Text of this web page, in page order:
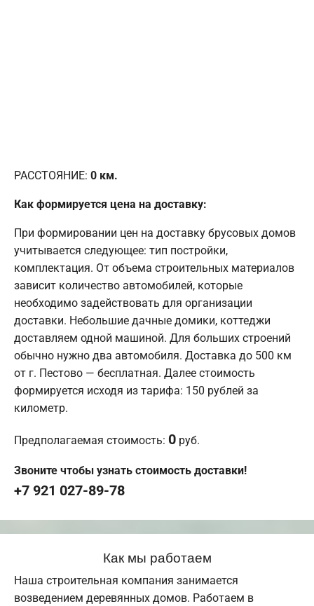
РАССТОЯНИЕ: 0 км.
Как формируется цена на доставку:
При формировании цен на доставку брусовых домов
учитывается следующее: тип постройки,
комплектация. От объема строительных материалов
зависит количество автомобилей, которые
необходимо задействовать для организации
доставки. Небольшие дачные домики, коттеджи
доставляем одной машиной. Для больших строений
обычно нужно два автомобиля. Доставка до 500 км
от г. Пестово — бесплатная. Далее стоимость
формируется исходя из тарифа: 150 рублей за
километр.
Предполагаемая стоимость: 0 руб.
Звоните чтобы узнать стоимость доставки!
+7 921 027-89-78
Как мы работаем
Наша строительная компания занимается
возведением деревянных домов. Работаем в